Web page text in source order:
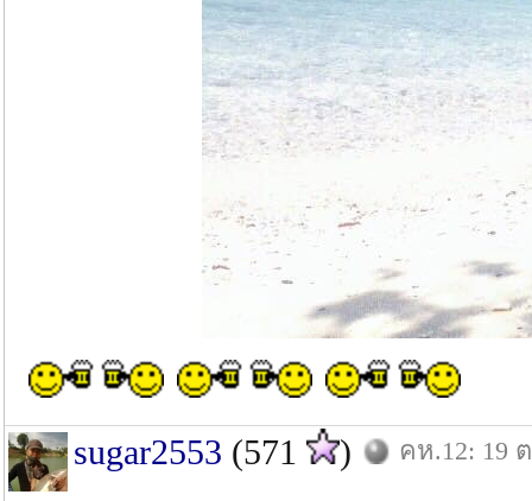
sugar2553 (571 ) คห.12: 19